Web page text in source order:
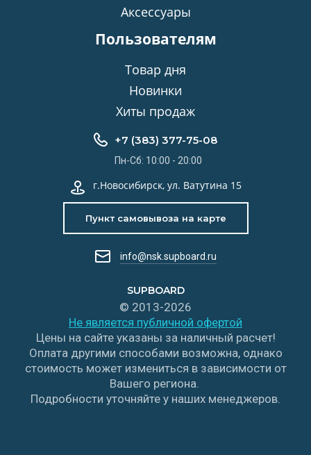
SUPBOARD
© 2013-2026
Не является публичной офертой
Цены на сайте указаны за наличный расчет!
Оплата другими способами возможна, однако
стоимость может измениться в зависимости от
Вашего региона.
Подробности уточняйте у наших менеджеров.
Аксессуары
Пользователям
Товар дня
Новинки
Хиты продаж
+7 (383) 377-75-08
Пн-Сб: 10:00 - 20:00
г.Новосибирск, ул. Ватутина 15
Пункт самовывоза на карте
info@nsk.supboard.ru